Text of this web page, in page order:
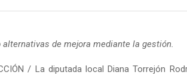
de mejora mediante la gestión.
/ La diputada local Diana Torrejón